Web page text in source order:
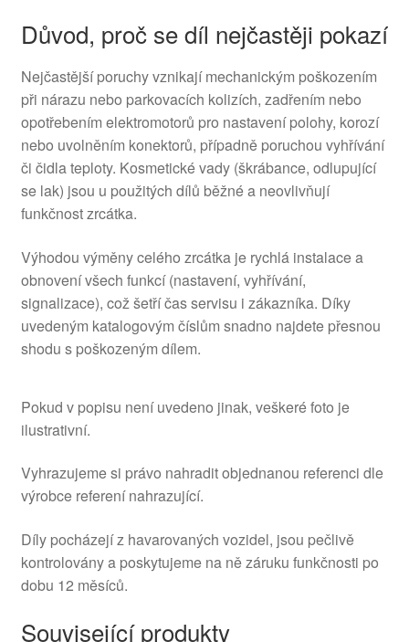
Důvod, proč se díl nejčastěji pokazí
Nejčastější poruchy vznikají mechanickým poškozením
při nárazu nebo parkovacích kolizích, zadřením nebo
opotřebením elektromotorů pro nastavení polohy, korozí
nebo uvolněním konektorů, případně poruchou vyhřívání
či čidla teploty. Kosmetické vady (škrábance, odlupující
se lak) jsou u použitých dílů běžné a neovlivňují
funkčnost zrcátka.
Výhodou výměny celého zrcátka je rychlá instalace a
obnovení všech funkcí (nastavení, vyhřívání,
signalizace), což šetří čas servisu i zákazníka. Díky
uvedeným katalogovým číslům snadno najdete přesnou
shodu s poškozeným dílem.
Pokud v popisu není uvedeno jinak, veškeré foto je
ilustrativní.
Vyhrazujeme si právo nahradit objednanou referenci dle
výrobce referení nahrazující.
Díly pocházejí z havarovaných vozidel, jsou pečlivě
kontrolovány a poskytujeme na ně záruku funkčnosti po
dobu 12 měsíců.
Související produkty